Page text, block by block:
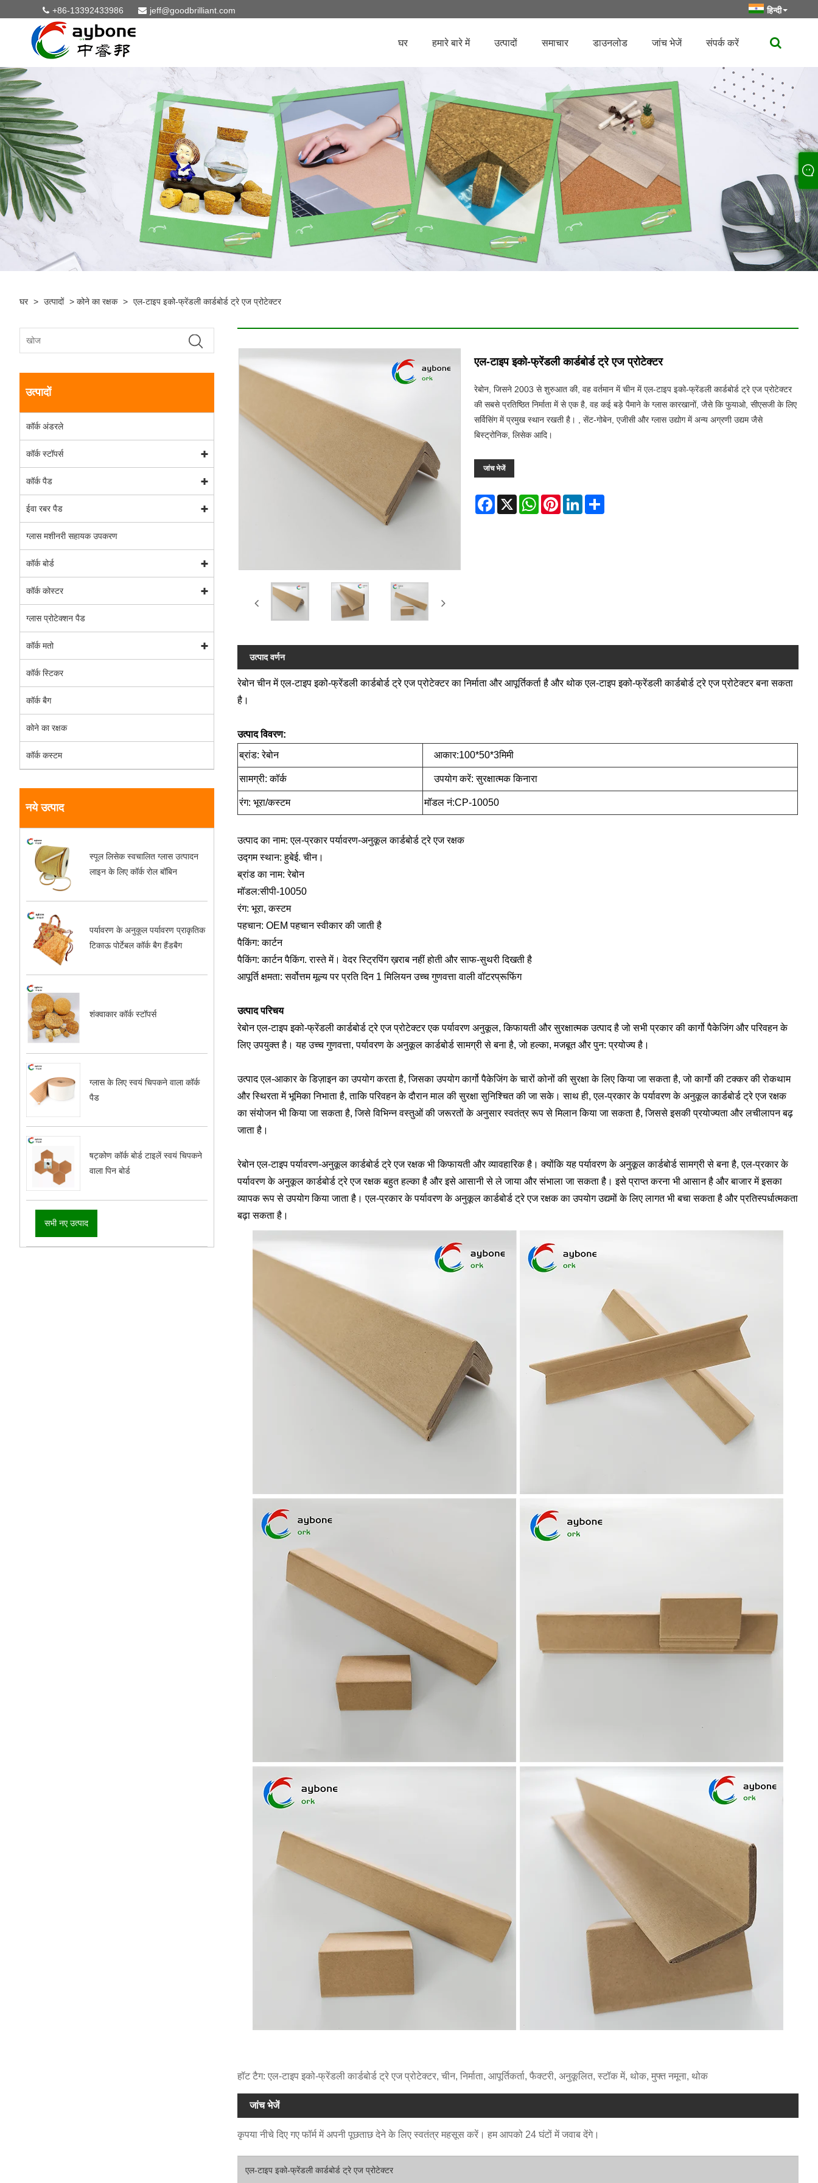
+86-13392433986 jeff@goodbrilliant.com हिन्दी
घर हमारे बारे में उत्पादों समाचार डाउनलोड जांच भेजें संपर्क करें
घर > उत्पादों > कोने का रक्षक > एल-टाइप इको-फ्रेंडली कार्डबोर्ड ट्रे एज प्रोटेक्टर
उत्पादों
कॉर्क अंडरले
कॉर्क स्टॉपर्स
कॉर्क पैड
ईवा रबर पैड
ग्लास मशीनरी सहायक उपकरण
कॉर्क बोर्ड
कॉर्क कोस्टर
ग्लास प्रोटेक्शन पैड
कॉर्क मतो
कॉर्क स्टिकर
कॉर्क बैग
कोने का रक्षक
कॉर्क कस्टम
नये उत्पाद
स्पूल लिसेक स्वचालित ग्लास उत्पादन
लाइन के लिए कॉर्क रोल बॉबिन
पर्यावरण के अनुकूल पर्यावरण प्राकृतिक
टिकाऊ पोर्टेबल कॉर्क बैग हैंडबैग
शंक्वाकार कॉर्क स्टॉपर्स
ग्लास के लिए स्वयं चिपकने वाला कॉर्क
पैड
षट्कोण कॉर्क बोर्ड टाइलें स्वयं चिपकने
वाला पिन बोर्ड
सभी नए उत्पाद
एल-टाइप इको-फ्रेंडली कार्डबोर्ड ट्रे एज प्रोटेक्टर
रेबोन, जिसने 2003 से शुरुआत की, वह वर्तमान में चीन में एल-टाइप इको-फ्रेंडली कार्डबोर्ड ट्रे एज प्रोटेक्टर
की सबसे प्रतिष्ठित निर्माता में से एक है, वह कई बड़े पैमाने के ग्लास कारखानों, जैसे कि फुयाओ, सीएसजी के लिए
सर्विसिंग में प्रमुख स्थान रखती है। , सेंट-गोबेन, एजीसी और ग्लास उद्योग में अन्य अग्रणी उद्यम जैसे
बिस्ट्रोनिक, लिसेक आदि।
जांच भेजें
Facebook
X WhatsAppPinterestLinkedIn
उत्पाद वर्णन
रेबोन चीन में एल-टाइप इको-फ्रेंडली कार्डबोर्ड ट्रे एज प्रोटेक्टर का निर्माता और आपूर्तिकर्ता है और थोक एल-टाइप इको-फ्रेंडली कार्डबोर्ड ट्रे एज प्रोटेक्टर बना सकता
है।
उत्पाद विवरण:
ब्रांड: रेबोन
आकार:100*50*3मिमी
सामग्री: कॉर्क उपयोग करें: सुरक्षात्मक किनारा
रंग: भूरा/कस्टम मॉडल नं:CP-10050
उत्पाद का नाम: एल-प्रकार पर्यावरण-अनुकूल कार्डबोर्ड ट्रे एज रक्षक
उद्गम स्थान: हुबेई. चीन।
ब्रांड का नाम: रेबोन
मॉडल:सीपी-10050
रंग: भूरा, कस्टम
पहचान: OEM पहचान स्वीकार की जाती है
पैकिंग: कार्टन
पैकिंग: कार्टन पैकिंग. रास्ते में। वेदर स्ट्रिपिंग ख़राब नहीं होती और साफ-सुथरी दिखती है
आपूर्ति क्षमता: सर्वोत्तम मूल्य पर प्रति दिन 1 मिलियन उच्च गुणवत्ता वाली वॉटरप्रूफिंग
उत्पाद परिचय
रेबोन एल-टाइप इको-फ्रेंडली कार्डबोर्ड ट्रे एज प्रोटेक्टर एक पर्यावरण अनुकूल, किफायती और सुरक्षात्मक उत्पाद है जो सभी प्रकार की कार्गो पैकेजिंग और परिवहन के
लिए उपयुक्त है। यह उच्च गुणवत्ता, पर्यावरण के अनुकूल कार्डबोर्ड सामग्री से बना है, जो हल्का, मजबूत और पुन: प्रयोज्य है।
उत्पाद एल-आकार के डिज़ाइन का उपयोग करता है, जिसका उपयोग कार्गो पैकेजिंग के चारों कोनों की सुरक्षा के लिए किया जा सकता है, जो कार्गो की टक्कर की रोकथाम
और स्थिरता में भूमिका निभाता है, ताकि परिवहन के दौरान माल की सुरक्षा सुनिश्चित की जा सके। साथ ही, एल-प्रकार के पर्यावरण के अनुकूल कार्डबोर्ड ट्रे एज रक्षक
का संयोजन भी किया जा सकता है, जिसे विभिन्न वस्तुओं की जरूरतों के अनुसार स्वतंत्र रूप से मिलान किया जा सकता है, जिससे इसकी प्रयोज्यता और लचीलापन बढ़
जाता है।
रेबोन एल-टाइप पर्यावरण-अनुकूल कार्डबोर्ड ट्रे एज रक्षक भी किफायती और व्यावहारिक है। क्योंकि यह पर्यावरण के अनुकूल कार्डबोर्ड सामग्री से बना है, एल-प्रकार के
पर्यावरण के अनुकूल कार्डबोर्ड ट्रे एज रक्षक बहुत हल्का है और इसे आसानी से ले जाया और संभाला जा सकता है। इसे प्राप्त करना भी आसान है और बाजार में इसका
व्यापक रूप से उपयोग किया जाता है। एल-प्रकार के पर्यावरण के अनुकूल कार्डबोर्ड ट्रे एज रक्षक का उपयोग उद्यमों के लिए लागत भी बचा सकता है और प्रतिस्पर्धात्मकता
बढ़ा सकता है।
हॉट टैग: एल-टाइप इको-फ्रेंडली कार्डबोर्ड ट्रे एज प्रोटेक्टर, चीन, निर्माता, आपूर्तिकर्ता, फैक्टरी, अनुकूलित, स्टॉक में, थोक, मुफ्त नमूना, थोक
जांच भेजें
कृपया नीचे दिए गए फॉर्म में अपनी पूछताछ देने के लिए स्वतंत्र महसूस करें। हम आपको 24 घंटों में जवाब देंगे।